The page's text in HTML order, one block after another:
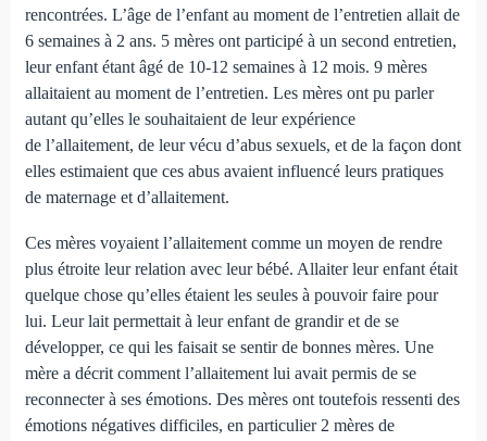
rencontrées. L’âge de l’enfant au moment de l’entretien allait de
6 semaines à 2 ans. 5 mères ont participé à un second entretien,
leur enfant étant âgé de 10-12 semaines à 12 mois. 9 mères
allaitaient au moment de l’entretien. Les mères ont pu parler
autant qu’elles le souhaitaient de leur expérience
de l’allaitement, de leur vécu d’abus sexuels, et de la façon dont
elles estimaient que ces abus avaient influencé leurs pratiques
de maternage et d’allaitement.
Ces mères voyaient l’allaitement comme un moyen de rendre
plus étroite leur relation avec leur bébé. Allaiter leur enfant était
quelque chose qu’elles étaient les seules à pouvoir faire pour
lui. Leur lait permettait à leur enfant de grandir et de se
développer, ce qui les faisait se sentir de bonnes mères. Une
mère a décrit comment l’allaitement lui avait permis de se
reconnecter à ses émotions. Des mères ont toutefois ressenti des
émotions négatives difficiles, en particulier 2 mères de